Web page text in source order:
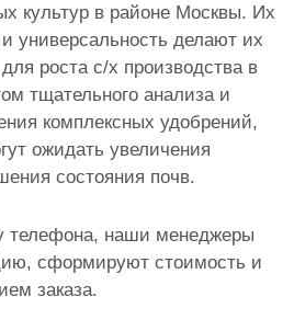
культур в районе Москвы. Их
универсальность делают их
роста с/х производства в
тщательного анализа и
комплексных удобрений,
ожидать увеличения
состояния почв.
телефона, наши менеджеры
сформируют стоимость и
заказа.